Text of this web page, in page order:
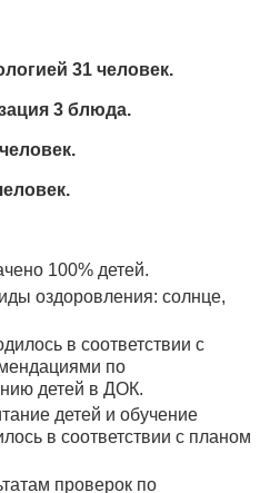
31 человек.
3 блюда.
100% детей.
оздоровления: солнце,
в соответствии с
по
детей в ДОК.
детей и обучение
в соответствии с планом
проверок по